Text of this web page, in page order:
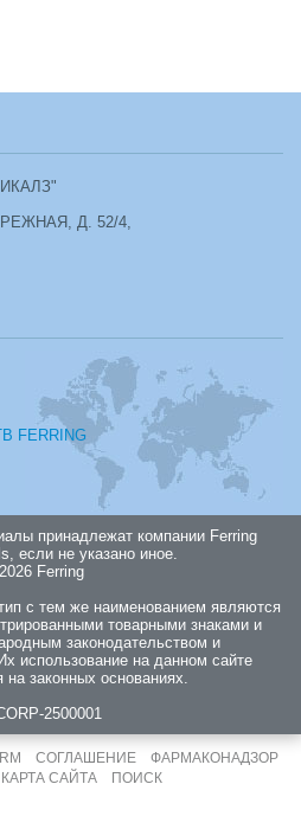
Д. 52/4,
FERRING
принадлежат компании Ferring
если не указано иное.
Ferring
с тем же наименованием являются
товарными знаками и
законодательством и
использование на данном сайте
законных основаниях.
2500001
СОГЛАШЕНИЕ
ФАРМАКОНАДЗОР
КАРТА САЙТА ПОИСК